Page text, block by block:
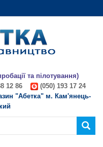
та пілотування)
12 86
(050) 193 17 24
"Абетка" м. Кам'янець-